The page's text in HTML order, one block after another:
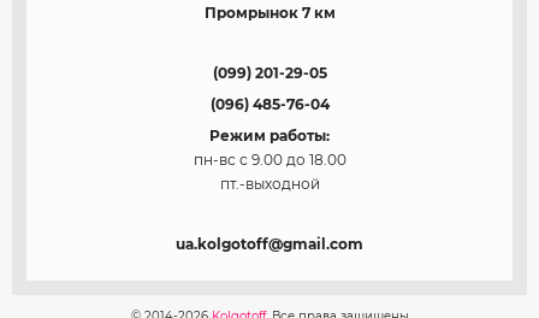
Промрынок 7 км
(099) 201-29-05
(096) 485-76-04
Режим работы:
пн-вс с 9.00 до 18.00
пт.-выходной
ua.kolgotoff@gmail.com